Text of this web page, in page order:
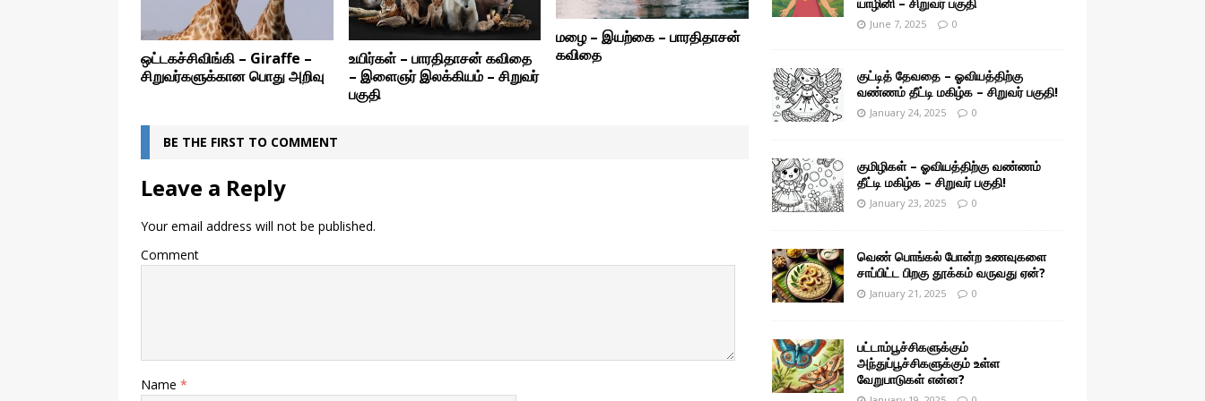
ஒட்டகச்சிவிங்கி – Giraffe –
சிறுவர்களுக்கான பொது அறிவு
உயிர்கள் – பாரதிதாசன் கவிதை
– இளைஞர் இலக்கியம் – சிறுவர்
பகுதி
மழை – இயற்கை – பாரதிதாசன்
கவிதை
BE THE FIRST TO COMMENT
Leave a Reply
Your email address will not be published.
Comment
Name *
June 7, 2025 0
குட்டித் தேவதை – ஓவியத்திற்கு
வண்ணம் தீட்டி மகிழ்க – சிறுவர் பகுதி!
January 24, 2025 0
குமிழிகள் – ஓவியத்திற்கு வண்ணம்
தீட்டி மகிழ்க – சிறுவர் பகுதி!
January 23, 2025 0
வெண் பொங்கல் போன்ற உணவுகளை
சாப்பிட்ட பிறகு தூக்கம் வருவது ஏன்?
January 21, 2025 0
பட்டாம்பூச்சிகளுக்கும்
அந்துப்பூச்சிகளுக்கும் உள்ள
வேறுபாடுகள் என்ன?